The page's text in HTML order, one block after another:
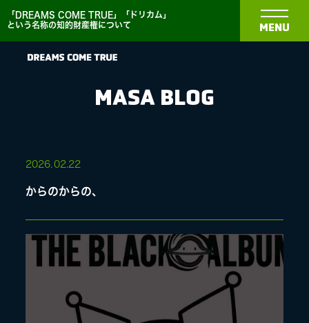
「DREAMS COME TRUE」「ドリカム」
という名称の知的財産権について
MENU
BIOGRAPHY
DISCOGRAPHY
MEDIA
MASA BLOG
2026. 02.22
からのからの、